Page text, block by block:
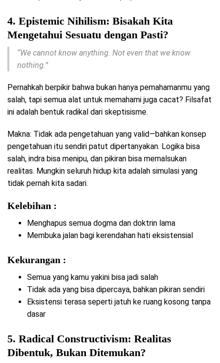
4. Epistemic Nihilism: Bisakah Kita
Mengetahui Sesuatu dengan Pasti?
“We cannot know anything. Not even that we know
nothing.”
Pernahkah berpikir bahwa bukan hanya pemahamanmu yang
salah, tapi semua alat untuk memahami juga cacat? Filsafat
ini adalah bentuk radikal dari skeptisisme.
Makna: Tidak ada pengetahuan yang valid—bahkan konsep
pengetahuan itu sendiri patut dipertanyakan. Logika bisa
salah, indra bisa menipu, dan pikiran bisa memalsukan
realitas. Mungkin seluruh hidup kita adalah simulasi yang
tidak pernah kita sadari.
Kelebihan :
Menghapus semua dogma dan doktrin lama
Membuka jalan bagi kerendahan hati eksistensial
Kekurangan :
Semua yang kamu yakini bisa jadi salah
Tidak ada yang bisa dipercaya, bahkan pikiran sendiri
Eksistensi terasa seperti jatuh ke ruang kosong tanpa
dasar
5. Radical Constructivism: Realitas
Dibentuk, Bukan Ditemukan?